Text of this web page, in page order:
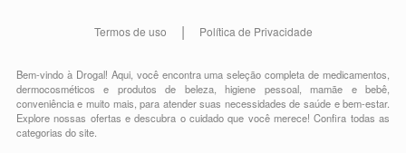
Termos de uso Política de Privacidade
Bem-vindo à Drogal! Aqui, você encontra uma seleção completa demedicamentos
dermocosméticos e produtos de beleza,higiene pessoal,mamãe e bebê
conveniênciae muito mais, para atender suas necessidades de saúde e bem-estar.
Explore nossas ofertas e descubra o cuidado que você merece!Confira todas as
categorias do site.